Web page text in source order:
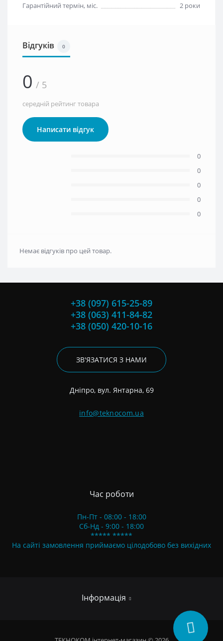
Гарантійний термін, міс.
2 роки
Відгуків 0
0 / 5
середній рейтинг товара
Написати відгук
0
0
0
0
0
Немає відгуків про цей товар.
+38 (097) 615-25-89
+38 (063) 411-84-82
+38 (050) 420-10-16
ЗВ'ЯЗАТИСЯ З НАМИ
Дніпро, вул. Янтарна, 69
info@teknocom.ua
Інформація
Час роботи
Пн-Пт - 08:00 - 18:00
Сб-Нд - 9:00 - 18:00
***** *****
На сайті замовлення приймаємо цілодобово без вихідних